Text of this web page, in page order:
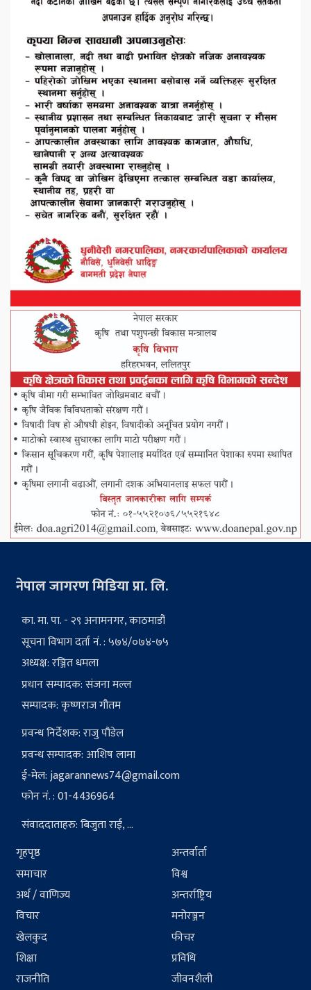
नेपाल जागरण मिडिया प्रा. लि.
का. मा. पा. - २९ अनामनगर, काठमाडौं
सूचना विभाग दर्ता नं. : ५७४/०७४-७५
अध्यक्ष: रञ्जित धमला
प्रधान सम्पादक: संजना मल्ल
सम्पादक: कृष्णराज गौतम
प्रवन्ध निर्देशक: राजु पौडेल
प्रवन्ध सम्पादक: आशिष लामा
ई-मेल:jagarannews74@gmail.com
फोन नं. : 01-4436964
संवाददाताहरु: बिजुता राई, ...
गृहपृष्ठ
समाचार
अर्थ / वाणिज्य
विचार
खेलकुद
शिक्षा
राजनीति
अन्तर्वार्ता
विश्व
अन्तर्राष्ट्रिय
मनोरञ्जन
फीचर
प्रविधि
जीवनशैली